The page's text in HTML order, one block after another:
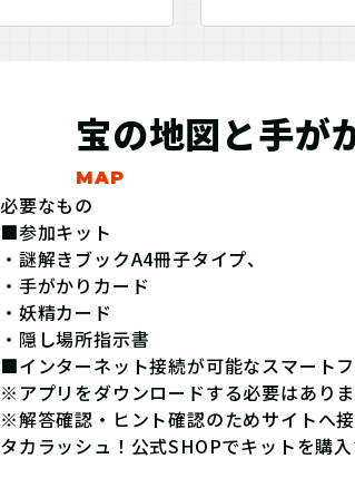
宝の地図と手が
必要なもの
■参加キット
・謎解きブックA4冊子タイプ、
・手がかりカード
・妖精カード
・隠し場所指示書
■インターネット接続が可能なスマート
※アプリをダウンロードする必要はありま
※解答確認・ヒント確認のためサイトへ
タカラッシュ！公式SHOPでキットを購